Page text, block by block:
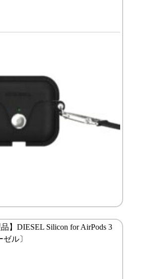
】DIESEL Silicon for AirPods 3
ル〕